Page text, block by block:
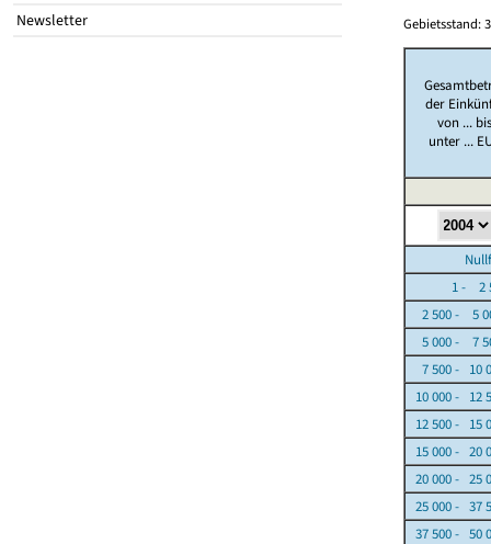
Newsletter
Gebietsstand:
der
von ...
unter ...
1 - 2
2 500 - 5
5 000 - 7
7 500 - 10
10 000 - 12
12 500 - 15
15 000 - 20
20 000 - 25
25 000 - 37
37 500 - 50